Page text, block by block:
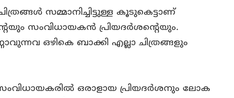
സമ്മാനിച്ചിട്ടുള്ള കൂടുകെട്ടാണ്
സംവിധായകൻ പ്രിയദർശന്റെയും.
ഒഴികെ ബാക്കി എല്ലാ ചിത്രങ്ങളും
ഒരാളായ പ്രിയദർശനും ലോക